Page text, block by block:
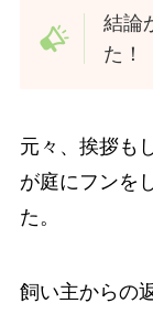
結論
た！
元々、挨拶も
が庭にフンを
た。
飼い主からの